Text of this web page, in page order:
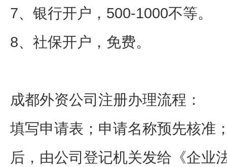
7、银行开户，500-1000不等。
8、社保开户，免费。
成都外资公司注册办理流程：
填写申请表；申请名称预先核准
后，由公司登记机关发给《企业